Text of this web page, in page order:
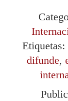
Etiquetas:
difunde,